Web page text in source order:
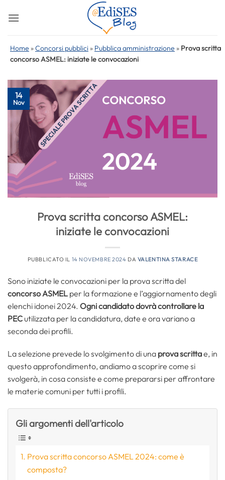
Home »Concorsi pubblici » Pubblica amministrazione » Prova scritta
concorso ASMEL: iniziate le convocazioni
14
Nov
Prova scritta concorso ASMEL:
iniziate le convocazioni
PUBBLICATO IL 14 NOVEMBRE 2024 DA VALENTINA STARACE
Sono iniziate le convocazioni per la prova scritta del
concorso ASMEL per la formazione e l’aggiornamento degli
elenchi idonei 2024. Ogni candidato dovrà controllare la
PEC utilizzata per la candidatura, date e ora variano a
seconda dei profili.
La selezione prevede lo svolgimento di una prova scrittae, in
questo approfondimento, andiamo a scoprire come si
svolgerà, in cosa consiste e come prepararsi per affrontare
le materie comuni per tutti i profili.
Gli argomenti dell'articolo
Prova scritta concorso ASMEL 2024: come è
composta?